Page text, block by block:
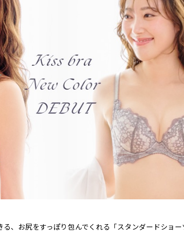
、お尻をすっぽり包んでくれる「スタンダードショー